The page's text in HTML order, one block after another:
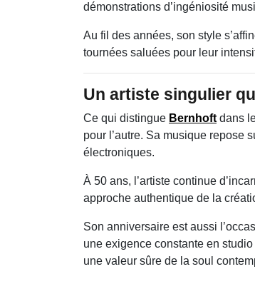
démonstrations d’ingéniosité
Au fil des années, son style
tournées saluées pour leur
Un artiste singulier
Ce qui distingue Bernhoft dans
pour l’autre. Sa musique repose
électroniques.
À 50 ans, l’artiste continue
approche authentique de la
Son anniversaire est aussi
une exigence constante en
une valeur sûre de la soul